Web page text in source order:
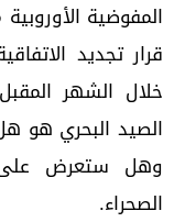
المفوضية
قرار تجديد
خلال الشهر
الصيد البحري هو
وهل ستعرض على
الصحراء.